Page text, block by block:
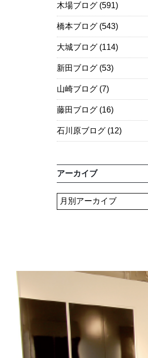
木場ブログ (591)
橋本ブログ (543)
大城ブログ (114)
新田ブログ (53)
山崎ブログ (7)
藤田ブログ (16)
石川原ブログ (12)
アーカイブ